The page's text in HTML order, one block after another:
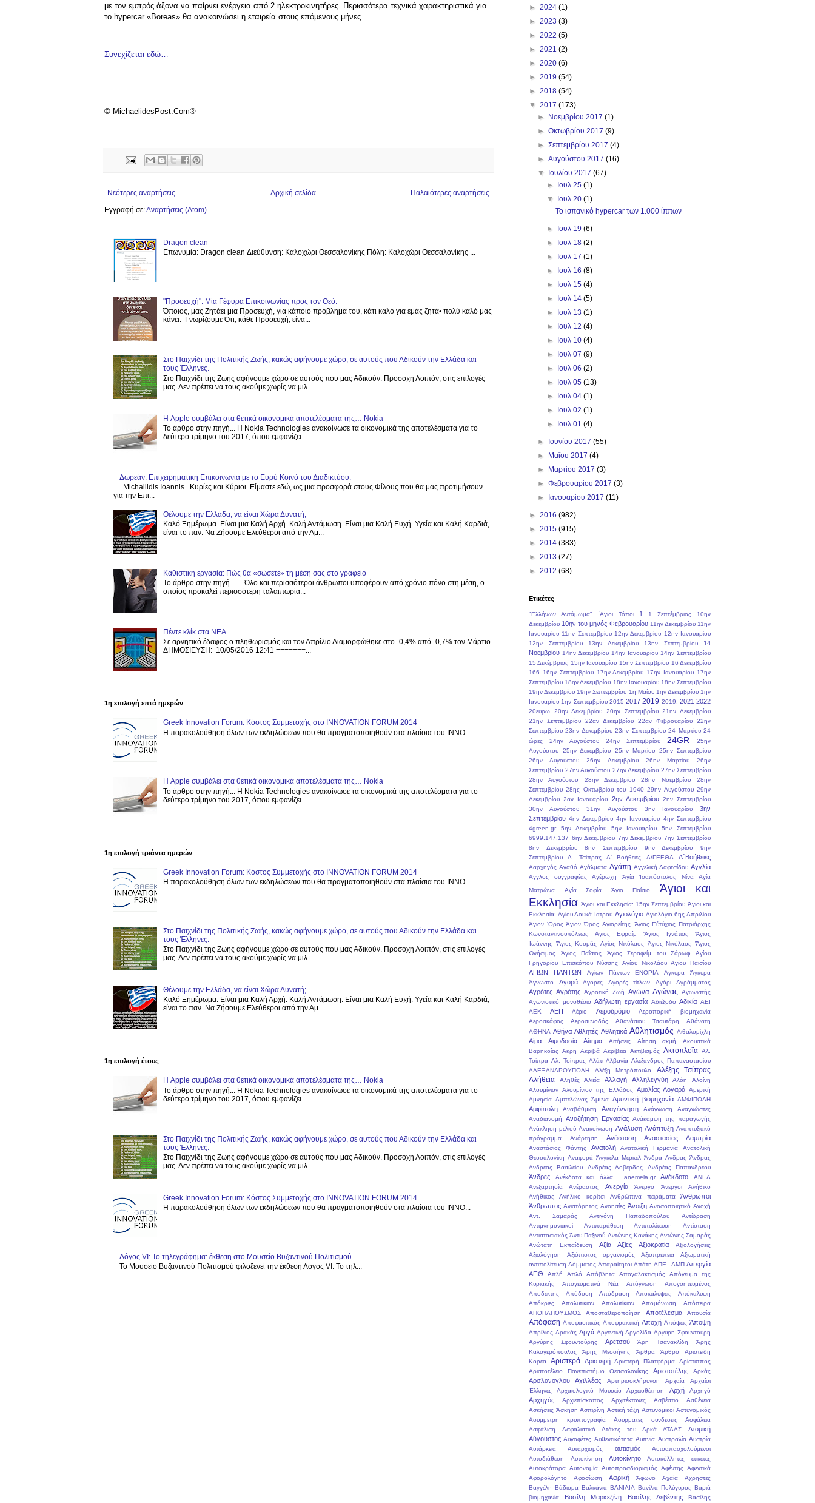
με τον εμπρός άξονα να παίρνει ενέργεια από 2 ηλεκτροκινητήρες. Περισσότερα τεχνικά χαρακτηριστικά για
το hypercar «Boreas» θα ανακοινώσει η εταιρεία στους επόμενους μήνες.
Συνεχίζεται εδώ…
© MichaelidesPost.Com®
Νεότερες αναρτήσεις Παλαιότερες αναρτήσεις
Αρχική σελίδα
Εγγραφή σε:Αναρτήσεις (Atom)
Dragon clean
Επωνυμία: Dragon clean Διεύθυνση: Καλοχώρι Θεσσαλονίκης Πόλη: Καλοχώρι Θεσσαλονίκης ...
"Προσευχή": Μία Γέφυρα Επικοινωνίας προς τον Θεό.
Όποιος, μας Ζητάει μια Προσευχή, για κάποιο πρόβλημα του, κάτι καλό για εμάς ζητά• πολύ καλό μας
κάνει. Γνωρίζουμε Ότι, κάθε Προσευχή, είνα...
Στο Παιχνίδι της Πολιτικής Ζωής, κακώς αφήνουμε χώρο, σε αυτούς που Αδικούν την Ελλάδα και
τους Έλληνες.
Στο Παιχνίδι της Ζωής αφήνουμε χώρο σε αυτούς που μας Αδικούν. Προσοχή Λοιπόν, στις επιλογές
μας. Δεν πρέπει να τους ακούμε χωρίς να μιλ...
Η Apple συμβάλει στα θετικά οικονομικά αποτελέσματα της… Nokia
Το άρθρο στην πηγή... Η Nokia Technologies ανακοίνωσε τα οικονομικά της αποτελέσματα για το
δεύτερο τρίμηνο του 2017, όπου εμφανίζει...
Δωρεάν: Επιχειρηματική Επικοινωνία με το Ευρύ Κοινό του Διαδικτύου.
Michailidis Ioannis Κυρίες και Κύριοι. Είμαστε εδώ, ως μια προσφορά στους Φίλους που θα μας προτιμήσουν
για την Επι...
Θέλουμε την Ελλάδα, να είναι Χώρα Δυνατή;
Καλό Ξημέρωμα. Είναι μια Καλή Αρχή. Καλή Αντάμωση. Είναι μια Καλή Ευχή. Υγεία και Καλή Καρδιά,
είναι το παν. Να Ζήσουμε Ελεύθεροι από την Αμ...
Καθιστική εργασία: Πώς θα «σώσετε» τη μέση σας στο γραφείο
Το άρθρο στην πηγή... Όλο και περισσότεροι άνθρωποι υποφέρουν από χρόνιο πόνο στη μέση, ο
οποίος προκαλεί περισσότερη ταλαιπωρία...
Πέντε κλίκ στα ΝΕΑ
Σε αρνητικό έδαφος ο πληθωρισμός και τον Απρίλιο Διαμορφώθηκε στο -0,4% από -0,7% τον Μάρτιο
ΔΗΜΟΣΙΕΥΣΗ: 10/05/2016 12:41 =======...
1η επιλογή επτά ημερών
Greek Innovation Forum: Κόστος Συμμετοχής στο INNOVATION FORUM 2014
Η παρακολούθηση όλων των εκδηλώσεων που θα πραγματοποιηθούν στα πλαίσια του INNO...
Η Apple συμβάλει στα θετικά οικονομικά αποτελέσματα της… Nokia
Το άρθρο στην πηγή... Η Nokia Technologies ανακοίνωσε τα οικονομικά της αποτελέσματα για το
δεύτερο τρίμηνο του 2017, όπου εμφανίζει...
1η επιλογή τριάντα ημερών
Greek Innovation Forum: Κόστος Συμμετοχής στο INNOVATION FORUM 2014
Η παρακολούθηση όλων των εκδηλώσεων που θα πραγματοποιηθούν στα πλαίσια του INNO...
Στο Παιχνίδι της Πολιτικής Ζωής, κακώς αφήνουμε χώρο, σε αυτούς που Αδικούν την Ελλάδα και
τους Έλληνες.
Στο Παιχνίδι της Ζωής αφήνουμε χώρο σε αυτούς που μας Αδικούν. Προσοχή Λοιπόν, στις επιλογές
μας. Δεν πρέπει να τους ακούμε χωρίς να μιλ...
Θέλουμε την Ελλάδα, να είναι Χώρα Δυνατή;
Καλό Ξημέρωμα. Είναι μια Καλή Αρχή. Καλή Αντάμωση. Είναι μια Καλή Ευχή. Υγεία και Καλή Καρδιά,
είναι το παν. Να Ζήσουμε Ελεύθεροι από την Αμ...
1η επιλογή έτους
Η Apple συμβάλει στα θετικά οικονομικά αποτελέσματα της… Nokia
Το άρθρο στην πηγή... Η Nokia Technologies ανακοίνωσε τα οικονομικά της αποτελέσματα για το
δεύτερο τρίμηνο του 2017, όπου εμφανίζει...
Στο Παιχνίδι της Πολιτικής Ζωής, κακώς αφήνουμε χώρο, σε αυτούς που Αδικούν την Ελλάδα και
τους Έλληνες.
Στο Παιχνίδι της Ζωής αφήνουμε χώρο σε αυτούς που μας Αδικούν. Προσοχή Λοιπόν, στις επιλογές
μας. Δεν πρέπει να τους ακούμε χωρίς να μιλ...
Greek Innovation Forum: Κόστος Συμμετοχής στο INNOVATION FORUM 2014
Η παρακολούθηση όλων των εκδηλώσεων που θα πραγματοποιηθούν στα πλαίσια του INNO...
Λόγος VI: Το τηλεγράφημα: έκθεση στο Μουσείο Βυζαντινού Πολιτισμού
Το Μουσείο Βυζαντινού Πολιτισμού φιλοξενεί την έκθεση Λόγος VI: Το τηλ...
► 2024 (1)
► 2023 (3)
► 2022 (5)
► 2021 (2)
► 2020 (6)
► 2019 (54)
► 2018 (54)
▼ 2017 (173)
► Νοεμβρίου 2017(1)
►Οκτωβρίου 2017(9)
►Σεπτεμβρίου 2017(4)
►Αυγούστου 2017(16)
▼ Ιουλίου 2017(67)
► Ιουλ 25 (1)
▼ Ιουλ 20 (1)
To ισπανικό hypercar των 1.000 ίππων
► Ιουλ 19 (6)
► Ιουλ 18 (2)
► Ιουλ 17 (1)
► Ιουλ 16 (8)
► Ιουλ 15 (4)
► Ιουλ 14 (5)
► Ιουλ 13 (1)
► Ιουλ 12 (4)
► Ιουλ 10 (4)
► Ιουλ 07 (9)
► Ιουλ 06 (2)
► Ιουλ 05 (13)
► Ιουλ 04 (1)
► Ιουλ 02 (1)
► Ιουλ 01 (4)
► Ιουνίου 2017(55)
► Μαΐου 2017(4)
► Μαρτίου 2017(3)
►Φεβρουαρίου 2017(3)
► Ιανουαρίου 2017(11)
► 2016 (982)
► 2015 (915)
► 2014 (383)
► 2013 (27)
► 2012 (68)
Ετικέτες
"Ελλήνων Αντάμωμα" ΄Αγιοι Τόποι 1 1 Σεπτέμβριος
10ην
Δεκεμβρίου 10ην του μηνός Φεβρουαρίου 11ην Δεκεμβρίου 11ην
Ιανουαρίου 11ην Σεπτεμβρίου 12ην Δεκεμβρίου 12ην Ιανουαρίου
12ην Σεπτεμβρίου
13ην Δεκεμβρίου 13ην Σεπτεμβρίου
14
Νοεμβρίου 14ην Δεκεμβρίου 14ην Ιανουαρίου 14ην Σεπτεμβρίου
15 Δεκέμβριος 15ην Ιανουαρίου 15ην Σεπτεμβρίου 16 Δεκεμβρίου
166
16ην Σεπτεμβρίου 17ην Δεκεμβρίου 17ην Ιανουαρίου 17ην
Σεπτεμβρίου 18ην Δεκεμβρίου 18ην Ιανουαρίου 18ην Σεπτεμβρίου
19ην Δεκεμβρίου 19ην Σεπτεμβρίου 1η Μαΐου 1ην Δεκεμβρίου 1ην
Ιανουαρίου 1ην Σεπτεμβρίου 2015 2017 2019 2019. 2021 2022
20ευρω 20ην Δεκεμβρίου 20ην Σεπτεμβρίου
21ην Δεκεμβρίου
21ην Σεπτεμβρίου
22αν Δεκεμβρίου 22αν Φεβρουαρίου
22ην
Σεπτεμβρίου 23ην Δεκεμβρίου 23ην Σεπτεμβρίου 24 Μαρτίου 24
ώρες
24ην Αυγούστου 24ην Σεπτεμβρίου 24GR
25ην
Αυγούστου
25ην Δεκεμβρίου 25ην Μαρτίου
25ην Σεπτεμβρίου
26ην Αυγούστου
26ην Δεκεμβρίου 26ην Μαρτίου
26ην
Σεπτεμβρίου 27ην Αυγούστου 27ην Δεκεμβρίου 27ην Σεπτεμβρίου
28ην Αυγούστου
28ην Δεκεμβρίου 28ην Νοεμβρίου
28ην
Σεπτεμβρίου 28ης Οκτωβρίου του 1940 29ην Αυγούστου 29ην
Δεκεμβρίου 2αν Ιανουαρίου 2ην Δεκεμβρίου 2ην Σεπτεμβρίου
30ην Αυγούστου
31ην Αυγούστου 3ην Ιανουαρίου
3ην
Σεπτεμβρίου 4ην Δεκεμβρίου 4ην Ιανουαρίου 4ην Σεπτεμβρίου
4green.gr
5ην Δεκεμβρίου 5ην Ιανουαρίου
5ην Σεπτεμβρίου
6999.147.137 6ην Δεκεμβρίου 7ην Δεκεμβρίου 7ην Σεπτεμβρίου
8ην Δεκεμβρίου
8ην Σεπτεμβρίου 9ην Δεκεμβρίου
9ην
Σεπτεμβρίου
Α. Τσίπρας Α' Βοήθειες Α/ΓΕΕΘΑ Α΄Βοήθειες
Ααρχηγός Αγαθό Αγάλματα Αγάπη Αγγελική Δαφτσίδου Αγγλία
Άγγλος συγγραφέας Αγέρωχη Ἁγία Ἰσαπόστολος Νίνα
Αγία
Ματρώνα
Αγία Σοφία Άγιο Παΐσιο
Άγιοι και
Εκκλησία Άγιοι και Εκκλησία: 15ην Σεπτεμβρίου Άγιοι και
Εκκλησία: Αγίου Λουκά Ιατρού Αγιολόγιο Αγιολόγιο 6ης Απριλίου
Άγιον 'Ορος Άγιον Όρος Αγιορείτης Ἅγιος Εὐτύχιος Πατριάρχης
Κωνσταντινουπόλεως
Άγιος Εφραίμ Ἅγιος Ἰγνάτιος
Ἅγιος
Ἰωάννης
Ἅγιος Κοσμᾶς Αγίος Νικόλαος Άγιος Νικόλαος
Ἅγιος
Ὀνήσιμος
Άγιος Παΐσιος Άγιος Σεραφείμ του Σάρωφ
Αγίου
Γρηγορίου Επισκόπου Νύσσης
Αγίου Νικολάου Αγίου Παϊσίου
ΑΓΙΩΝ ΠΑΝΤΩΝ Αγίων Πάντων ΕΝΟΡΙΑ Αγκυρα
Άγκυρα
Άγνωστο
Αγορά Αγορές Αγορές τίτλων Αγόρι Αγράμματος
Αγρότες Αγρότης Αγροτική Ζωή Αγώνα Αγώνας
Αγωνιστής
Αγωνιστικό μονοθέσιο Αδήλωτη εργασία Αδιέξοδο Αδικία ΑΕΙ
ΑΕΚ
ΑΕΠ Αέριο Αεροδρόμιο
Αεροπορική βιομηχανία
Αεροσκάφος
Αεροσυνοδός Αθανάσιου Τσαυτάρη
Αθάνατη
ΑΘΗΝΑ Αθήνα Αθλητές Αθλητικά Αθλητισμός Αιθαλομίχλη
Αίμα Αιμοδοσία Αίτημα Αιτήσεις Αίτηση ακμή
Ακουστικά
Βαρηκοίας
Ακρη Ακριβά Ακρίβεια Ακτιβισμός Ακτοπλοϊα Αλ.
Τσίπρα Αλ. Τσίπρας Αλάτι Αλβανία Αλέξανδρος Παπαναστασίου
ΑΛΕΞΑΝΔΡΟΥΠΟΛΗ
Αλέξη Μητρόπουλο
Αλέξης Τσίπρας
Αλήθεια
Αληθές Αλιεία Αλλαγή Αλληλεγγύη Αλόη
Αλοίνη
Αλουμίνιον Αλουμίνιον της Ελλάδος Αμαλίας Λογαρά Αμερική
Αμνησία Αμπελώνας Άμυνα Αμυντική βιομηχανία ΑΜΦΙΠΟΛΗ
Αμφίπολη Αναβάθμιση Αναγέννηση Ανάγνωση
Αναγνώστες
Αναδιανομή
Αναζήτηση Εργασίας Ανάκαμψη της παραγωγής
Ανάκληση μελιού Ανακοίνωση Ανάλυση Ανάπτυξη Αναπτυξιακό
πρόγραμμα
Ανάρτηση Ανάσταση Αναστασίας Λαμπρία
Αναστάσιος Φάντης Ανατολή Ανατολική Γερμανία
Ανατολική
Θεσσαλονίκη Αναφορά Άνγκελα Μέρκελ Άνδρα Ανδρας Άνδρας
Ανδρέας Βασιλείου
Ανδρέας Λοβέρδος Ανδρέας Παπανδρέου
Άνδρες Ανέκδοτα και άλλα... anemela.gr Ανέκδοτο
ΑΝΕΛ
Ανεξαρτησία
Ανέραστος Ανεργία Άνεργο Άνεργοι
Ανήθικο
Ανήθικος
Ανήλικο κορίτσι Ανθρώπινα πειράματα
Άνθρωποι
Άνθρωπος Ανιστόρητος Ανοησίες Άνοιξη Ανοσοποιητικό Ανοχή
Αντ. Σαμαράς
Αντιγόνη Παπαδοπούλου
Αντίδραση
Αντιμνημονιακοί
Αντιπαράθεση Αντιπολίτευση
Αντίσταση
Αντιστασιακός Άντυ Παξινού Αντώνης Κανάκης Αντώνης Σαμαράς
Ανώτατη Εκπαίδευση
Αξία Αξίες Αξιοκρατία
Αξιολογήσεις
Αξιολόγηση
Αξιόπιστος οργανισμός Αξιοπρέπεια
Αξιωματική
αντιπολίτευση Αόμματος Απαραίτητοι Απάτη ΑΠΕ - ΑΜΠ Απεργία
ΑΠΘ
Απλή Απλό Απόβλητα Απογαλακτισμός
Απόγευμα της
Κυριακής
Απογευματινά Νέα Απόγνωση
Απογοητευμένος
Αποδέκτης
Απόδοση Απόδραση Αποκαλύψεις
Απόκαλυψη
Απόκριες
Απολυτικιον Απολυτίκιον Απομόνωση
Απόπειρα
ΑΠΟΠΛΗΘΥΣΜΟΣ
Αποσταθεροποίηση Αποτέλεσμα Απουσία
Απόφαση Αποφασιτικός Αποφρακτική Αποχή Απόψεις Άποψη
Απρίλιος Αρακάς Αργά Αργεντινή Αργολίδα Αργύρη Σφουντούρη
Αργύρης Σφουντούρης
Αρετσού Άρη Τσανακλίδη
Άρης
Καλογερόπουλος
Άρης Μεσσήνης Άρθρα Άρθρο
Αριστείδη
Κορέα
Αριστερά Αριστερή Αριστερή Πλατφόρμα
Αρίστιππος
Αριστοτέλειο Πανεπιστήμιο Θεσσαλονίκης
Αριστοτέλης Αρκάς
Αρσλανογλου Αχιλλέας Αρτηριοσκλήρυνση Αρχαία
Αρχαίοι
Έλληνες
Αρχαιολογικό Μουσείο Αρχειοθέτηση Αρχή Αρχηγό
Αρχηγός Αρχιεπίσκοπος Αρχιτέκτονες Ασβέστιο
Ασθένεια
Ασκήσεις Άσκηση Ασπιρίνη Αστική τάξη Αστυνομικοί Αστυνομικός
Ασύμμετρη κρυπτογραφία
Ασύρματες συνδέσεις
Ασφάλεια
Ασφάλιση
Ασφαλιστικό Ατάκες του Αρκά ΑΤΛΑΣ
Ατομική
Αύγουστος Αυγοφέτες Αυθεντικότητα Αϋπνία Αυστραλία Αυστρία
Αυτάρκεια
Αυταρχισμός αυτισμός
Αυτοαπασχολούμενοι
Αυτοδιάθεση
Αυτοκίνηση Αυτοκίνητο
Αυτοκόλλητες ετικέτες
Αυτοκράτορα Αυτονομία Αυτοπροσδιορισμός Αφέντης
Αφεντικά
Αφορολόγητο
Αφοσίωση Αφρική Άφωνο Αχαΐα
Άχρηστες
Βαγγέλη Βάδισμα Βαλκάνια ΒΑΝΙΛΙΑ Βανίλια Πολύγυρος Βαριά
βιομηχανία
Βασίλη Μαρκεζίνη Βασίλης Λεβέντης Βασίλης